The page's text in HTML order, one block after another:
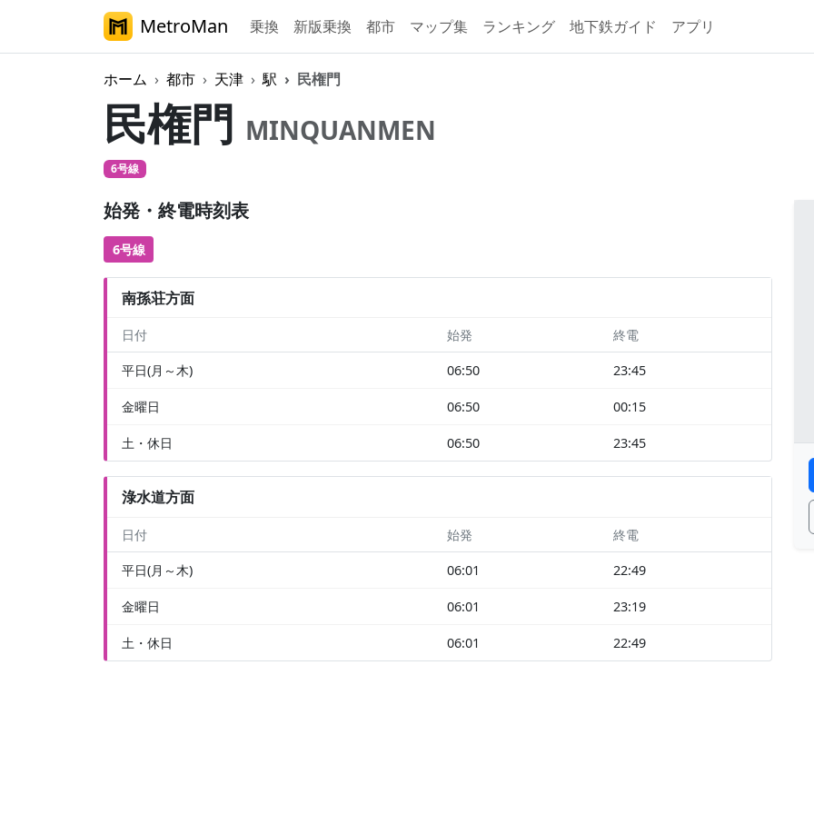
MetroMan 乗換 新版乗換 都市 マップ集 ランキング 地下鉄ガイド アプリ
ホーム 都市 天津 駅 民権門
民権門 MINQUANMEN
6号線
始発・終電時刻表
6号線
南孫荘方面
日付 始発 終電
平日(月～木) 06:50 23:45
金曜日 06:50 00:15
土・休日 06:50 23:45
淥水道方面
日付 始発 終電
平日(月～木) 06:01 22:49
金曜日 06:01 23:19
土・休日 06:01 22:49